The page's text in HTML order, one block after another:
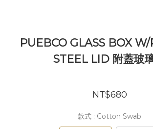
PUEBCO GLASS BOX W/
STEEL LID 附蓋玻
NT$680
款式 : Cotton Swab